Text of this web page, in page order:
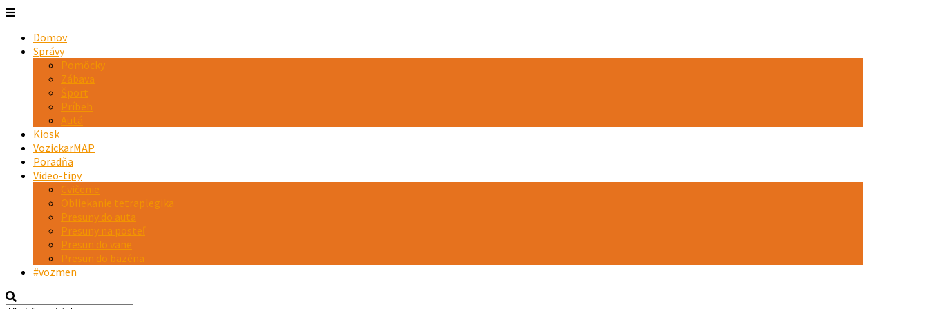
Domov
Správy
Pomôcky
Zábava
Šport
Príbeh
Autá
Kiosk
VozickarMAP
Poradňa
Video-tipy
Cvičenie
Obliekanie tetraplegika
Presuny do auta
Presuny na posteľ
Presun do vane
Presun do bazéna
#vozmen